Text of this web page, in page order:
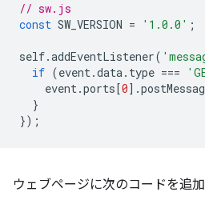
// sw.js
const SW_VERSION = '1.0.0' ;
self.addEventListener(
if (event.data. type ===
event.ports[0].
}
});
ウェブページに次のコードを追加